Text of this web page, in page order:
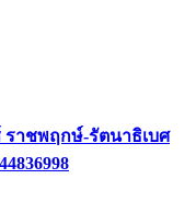
าชพฤกษ์-รัตนาธิเบศ